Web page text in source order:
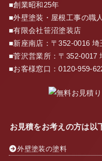
■創業昭和25年
■外壁塗装・屋根工事の職
■有限会社笹沼塗装店
■新座南店：〒352-0016
■菅沢営業所：〒352-0017
■お客様窓口：0120-959-
お見積をお考えの方は以
外壁塗装の塗料